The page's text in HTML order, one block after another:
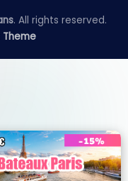
. All rights reserved.
Theme